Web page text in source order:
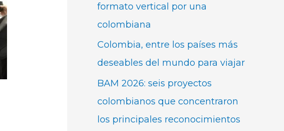
formato vertical por una
colombiana
Colombia, entre los países más
deseables del mundo para viajar
BAM 2026: seis proyectos
colombianos que concentraron
los principales reconocimientos